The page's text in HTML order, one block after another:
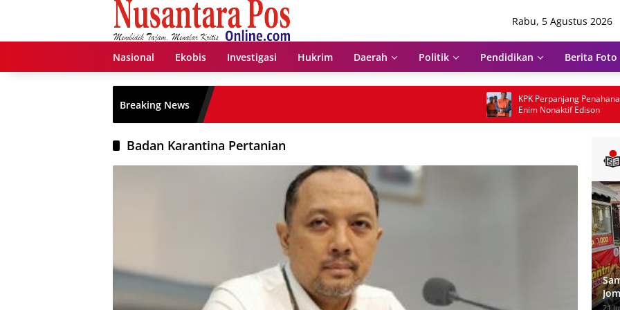
Rabu, 5 Agustus 2026
Nasional Ekobis Investigasi Hukrim Daerah Politik Pendidikan Berita Foto
Breaking News
KPK Perpanjang Penahanan Bupati
Enim Nonaktif Edison
Badan Karantina Pertanian
21